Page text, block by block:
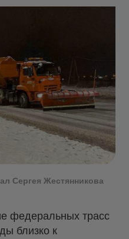
Сергея Жестянникова
федеральных трасс
близко к